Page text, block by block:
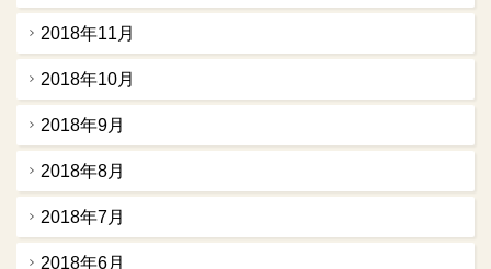
2018年11月
2018年10月
2018年9月
2018年8月
2018年7月
2018年6月